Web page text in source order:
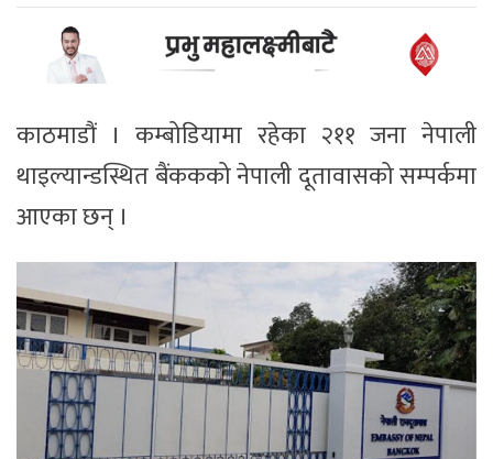
काठमाडौं । कम्बोडियामा रहेका २११ जना नेपाली
थाइल्यान्डस्थित बैंककको नेपाली दूतावासको सम्पर्कमा
आएका छन् ।